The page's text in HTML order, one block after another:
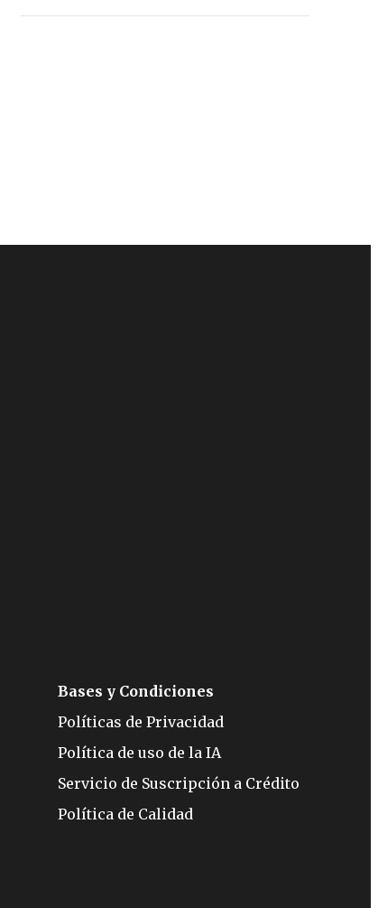
Bases y Condiciones
Políticas de Privacidad
Política de uso de la IA
Servicio de Suscripción a Crédito
Política de Calidad